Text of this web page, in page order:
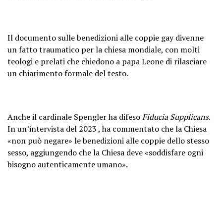
Il documento sulle benedizioni alle coppie gay divenne
un fatto traumatico per la chiesa mondiale, con molti
teologi e prelati che chiedono a papa Leone di rilasciare
un chiarimento formale del testo.
Anche il cardinale Spengler ha difesoFiducia Supplicans.
In un’intervista del 2023 , ha commentato che la Chiesa
«non può negare» le benedizioni alle coppie dello stesso
sesso, aggiungendo che la Chiesa deve «soddisfare ogni
bisogno autenticamente umano».